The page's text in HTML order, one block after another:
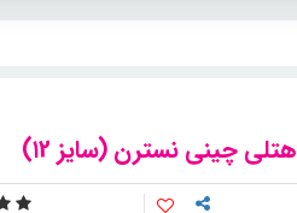
چینی نسترن (سایز ۱2)